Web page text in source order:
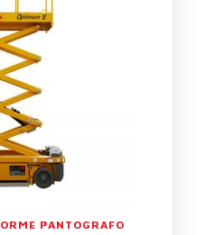
PANTOGRAFO